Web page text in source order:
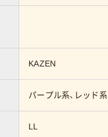
KAZEN
パープル系、レッド系
LL